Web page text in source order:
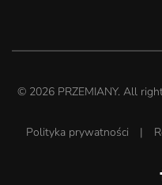
© 2026PRZEMIANY. All
Polityka prywatności |